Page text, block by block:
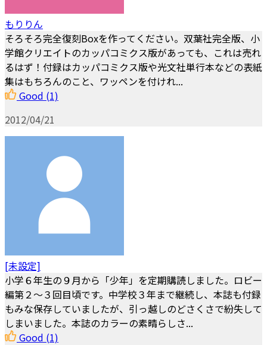
もりりん
そろそろ完全復刻Boxを作ってください。双葉社完全版、小
学館クリエイトのカッパコミクス版があっても、これは売れ
るはず！付録はカッパコミクス版や光文社単行本などの表紙
集はもちろんのこと、ワッペンを付けれ...
Good (1)
2012/04/21
[未設定]
小学６年生の９月から「少年」を定期購読しました。ロビー
編第２～３回目頃です。中学校３年まで継続し、本誌も付録
もみな保存していましたが、引っ越しのどさくさで紛失して
しまいました。本誌のカラーの素晴らしさ...
Good (1)